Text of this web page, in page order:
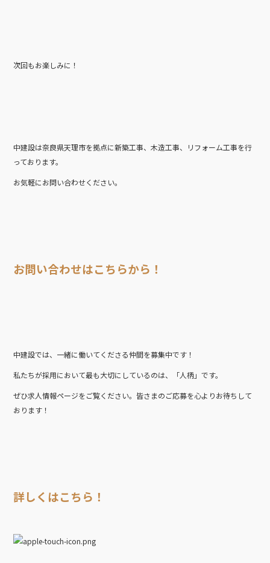
次回もお楽しみに！
中建設は奈良県天理市を拠点に新築工事、木造工事、リフォーム工事を行
っております。
お気軽にお問い合わせください。
お問い合わせはこちらから！
中建設では、一緒に働いてくださる仲間を募集中です！
私たちが採用において最も大切にしているのは、「人柄」です。
ぜひ求人情報ページをご覧ください。皆さまのご応募を心よりお待ちして
おります！
詳しくはこちら！